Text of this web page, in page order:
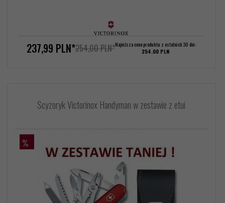
237,99 PLN*254,00 PLN*Najniższa cena produktu z ostatnich 30 dni:
254.00 PLN
Scyzoryk Victorinox Handyman w zestawie z etui
%